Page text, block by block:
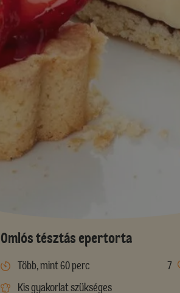
Omlós tésztás epertorta
Több, mint 60 perc
7
Kis gyakorlat szükséges